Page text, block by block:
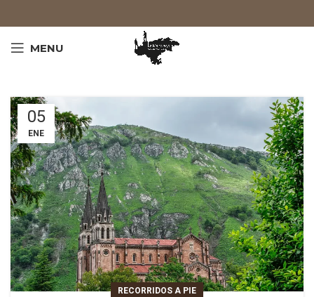
MENU
05
ENE
RECORRIDOS A PIE